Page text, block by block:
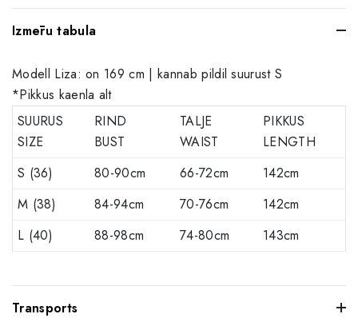
Izmēru tabula
Modell Liza: on 169 cm | kannab pildil suurust S
*Pikkus kaenla alt
SUURUS
SIZE
RIND
BUST
TALJE
WAIST
PIKKUS
LENGTH
S (36)
80-90cm 66-72cm
142cm
M (38)
84-94cm 70-76cm
142cm
L (40)
88-98cm 74-80cm 143cm
Transports